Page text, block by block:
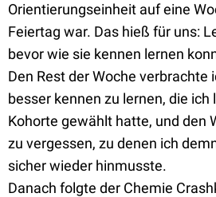
Orientierungseinheit auf eine
Feiertag war. Das hieß für uns:
bevor wie sie kennen lernen
Den Rest der Woche verbrachte
besser kennen zu lernen, die
Kohorte gewählt hatte, und den
zu vergessen, zu denen ich
sicher wieder hinmusste.
Danach folgte der Chemie